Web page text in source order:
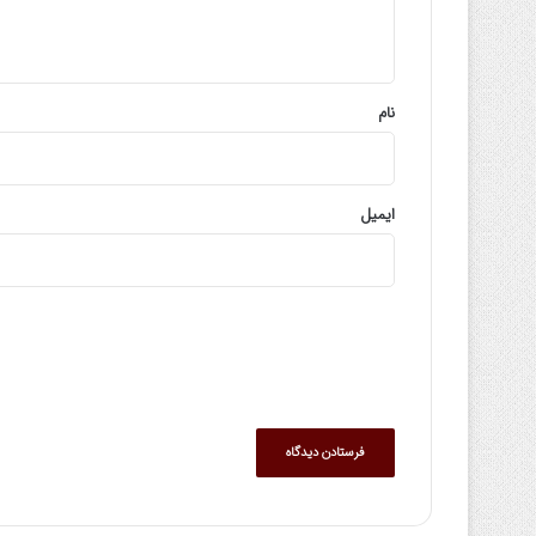
نام
ایمیل